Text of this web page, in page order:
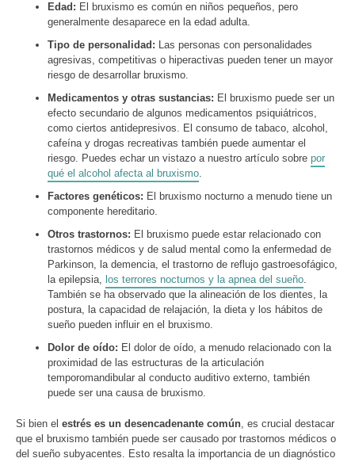
Edad: El bruxismo es común en niños pequeños, pero
generalmente desaparece en la edad adulta.
Tipo de personalidad: Las personas con personalidades
agresivas, competitivas o hiperactivas pueden tener un mayor
riesgo de desarrollar bruxismo.
Medicamentos y otras sustancias: El bruxismo puede ser un
efecto secundario de algunos medicamentos psiquiátricos,
como ciertos antidepresivos. El consumo de tabaco, alcohol,
cafeína y drogas recreativas también puede aumentar el
riesgo. Puedes echar un vistazo a nuestro artículo sobre por
qué el alcohol afecta al bruxismo.
Factores genéticos: El bruxismo nocturno a menudo tiene un
componente hereditario.
Otros trastornos: El bruxismo puede estar relacionado con
trastornos médicos y de salud mental como la enfermedad de
Parkinson, la demencia, el trastorno de reflujo gastroesofágico,
la epilepsia, los terrores nocturnos y la apnea del sueño.
También se ha observado que la alineación de los dientes, la
postura, la capacidad de relajación, la dieta y los hábitos de
sueño pueden influir en el bruxismo.
Dolor de oído: El dolor de oído, a menudo relacionado con la
proximidad de las estructuras de la articulación
temporomandibular al conducto auditivo externo, también
puede ser una causa de bruxismo.
Si bien el estrés es un desencadenante común, es crucial destacar
que el bruxismo también puede ser causado por trastornos médicos o
del sueño subyacentes. Esto resalta la importancia de un diagnóstico